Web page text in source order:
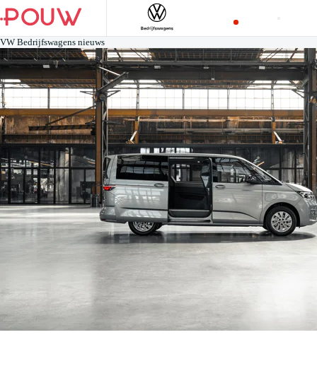
VW Bedrijfswagens nieuws